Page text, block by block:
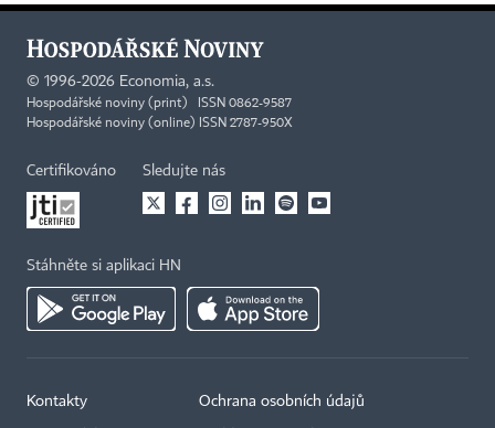
© 1996-2026 Economia, a.s.
Hospodářské noviny (print) ISSN 0862-9587
Hospodářské noviny (online) ISSN 2787-950X
Certifikováno Sledujte nás
Stáhněte si aplikaci HN
Kontakty Ochrana osobních údajů